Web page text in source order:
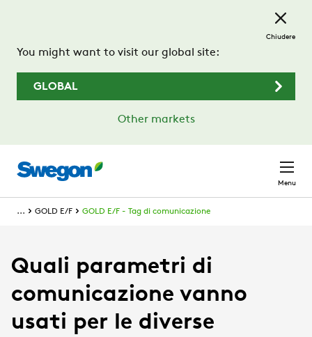
You might want to visit our global site:
GLOBAL
Other markets
Chiudere
Menu
... GOLD E/F GOLD E/F - Tag di comunicazione
Quali parametri di
comunicazione vanno
usati per le diverse